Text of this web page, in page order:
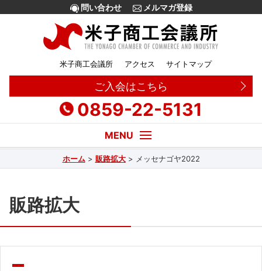
問い合わせ メルマガ登録
米子商工会議所 アクセス サイトマップ
ご入会はこちら
0859-22-5131
経営・創業相談
補助金
共済・福利厚生
ホーム > 販路拡大 > メッセナゴヤ2022
販路拡大